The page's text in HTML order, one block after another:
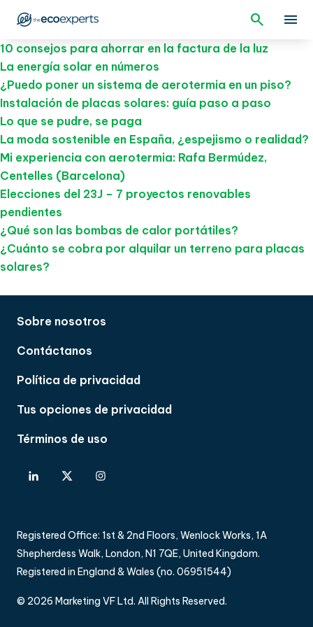
10 consejos para ahorrar en la factura de la luz
La energía solar en números
¿Puedo poner un sistema de aerotermia en un piso?
Instalación de placas solares: guía paso a paso
Lo que se pudre, se paga
La moda sostenible en España, ¿espejismo o realidad?
Mi experiencia con aerotermia: Rafa Bermúdez,
Centelles (Barcelona)
Elecciones del 23J – 7 proyectos renovables
pendientes
¿Qué son las bombas de calor portátiles?
¿Cuánto se cobra por alquilar un terreno para placas
solares?
Sobre nosotros
Contáctanos
Política de privacidad
Tus opciones de privacidad
Términos de uso
Registered Office: 1st & 2nd Floors, Wenlock Works, 1A
Shepherdess Walk, London, N1 7QE, United Kingdom.
Registered in England & Wales (no. 06951544)
© 2026 Marketing VF Ltd. All Rights Reserved.